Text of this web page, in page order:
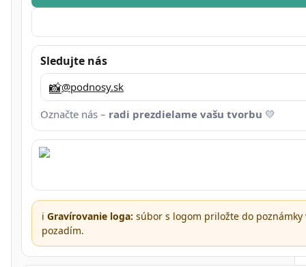
Sledujte nás
📸@podnosy.sk
Označte nás – radi prezdielame vašu tvorbu 💛
ℹ️ Gravírovanie loga: súbor s logom priložte do
pozadím.